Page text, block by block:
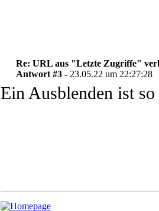
Re: URL aus "Letzte Zugriffe"
Antwort #3 - 23.05.22 um 22:27:28
Ein Ausblenden ist